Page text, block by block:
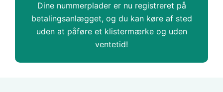
Dine nummerplader er nu registreret på
betalingsanlægget, og du kan køre af sted
uden at påføre et klistermærke og uden
ventetid!